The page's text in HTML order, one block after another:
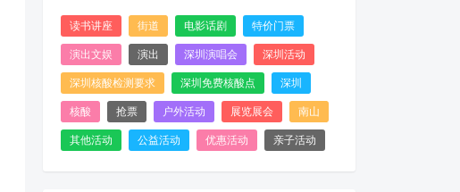
读书讲座 街道 电影话剧
特价门票
演出文娱
演出 深圳演唱会
深圳活动
深圳核酸检测要求
深圳免费核酸点
深圳
核酸
抢票 户外活动 展览展会
南山
其他活动
公益活动 优惠活动 亲子活动